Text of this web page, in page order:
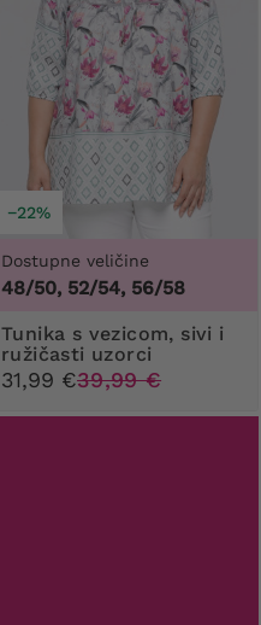
−22%
Dostupne veličine
48/50, 52/54, 56/58
Tunika s vezicom, sivi i
ružičasti uzorci
31,99 €39,99 €